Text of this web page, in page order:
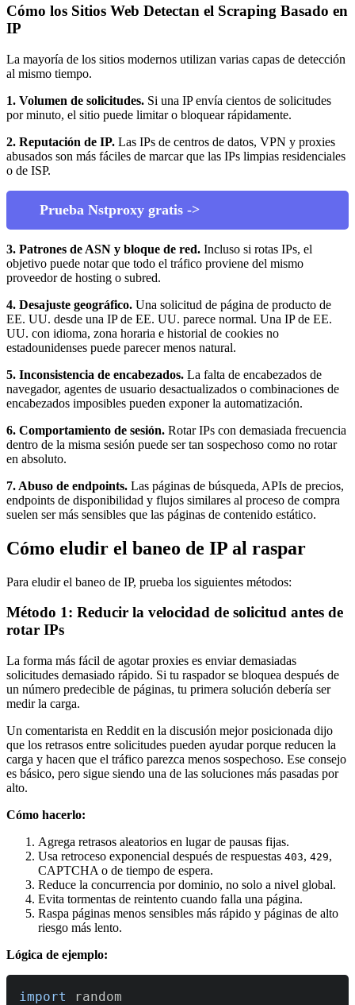
Cómo los Sitios Web Detectan el Scraping Basado en
IP
La mayoría de los sitios modernos utilizan varias capas de detección
al mismo tiempo.
1. Volumen de solicitudes. Si una IP envía cientos de solicitudes
por minuto, el sitio puede limitar o bloquear rápidamente.
2. Reputación de IP. Las IPs de centros de datos, VPN y proxies
abusados son más fáciles de marcar que las IPs limpias residenciales
o de ISP.
Prueba Nstproxy gratis ->
3. Patrones de ASN y bloque de red. Incluso si rotas IPs, el
objetivo puede notar que todo el tráfico proviene del mismo
proveedor de hosting o subred.
4. Desajuste geográfico. Una solicitud de página de producto de
EE. UU. desde una IP de EE. UU. parece normal. Una IP de EE.
UU. con idioma, zona horaria e historial de cookies no
estadounidenses puede parecer menos natural.
5. Inconsistencia de encabezados. La falta de encabezados de
navegador, agentes de usuario desactualizados o combinaciones de
encabezados imposibles pueden exponer la automatización.
6. Comportamiento de sesión. Rotar IPs con demasiada frecuencia
dentro de la misma sesión puede ser tan sospechoso como no rotar
en absoluto.
7. Abuso de endpoints. Las páginas de búsqueda, APIs de precios,
endpoints de disponibilidad y flujos similares al proceso de compra
suelen ser más sensibles que las páginas de contenido estático.
Cómo eludir el baneo de IP al raspar
Para eludir el baneo de IP, prueba los siguientes métodos:
Método 1: Reducir la velocidad de solicitud antes de
rotar IPs
La forma más fácil de agotar proxies es enviar demasiadas
solicitudes demasiado rápido. Si tu raspador se bloquea después de
un número predecible de páginas, tu primera solución debería ser
medir la carga.
Un comentarista en Reddit en la discusión mejor posicionada dijo
que los retrasos entre solicitudes pueden ayudar porque reducen la
carga y hacen que el tráfico parezca menos sospechoso. Ese consejo
es básico, pero sigue siendo una de las soluciones más pasadas por
alto.
Cómo hacerlo:
Agrega retrasos aleatorios en lugar de pausas fijas.
Usa retroceso exponencial después de respuestas 403, 429,
CAPTCHA o de tiempo de espera.
Reduce la concurrencia por dominio, no solo a nivel global.
Evita tormentas de reintento cuando falla una página.
Raspa páginas menos sensibles más rápido y páginas de alto
riesgo más lento.
Lógica de ejemplo:
import